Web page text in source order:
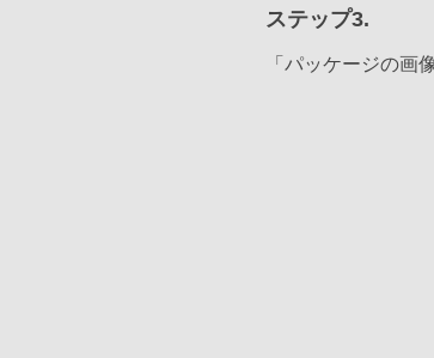
ステップ3.
「パッケージの画